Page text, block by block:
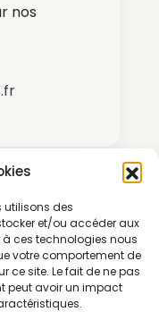
utilisons des
et/ou accéder aux
ces technologies nous
votre comportement de
ce site. Le fait de ne pas
peut avoir un impact
nos
ABONNEMENTS